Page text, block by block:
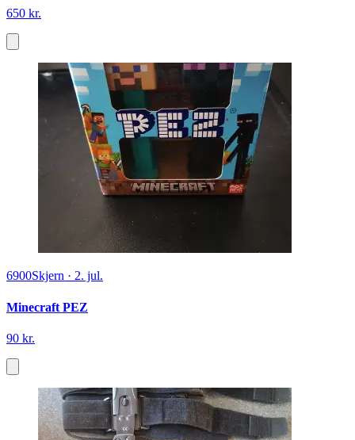
650 kr.
6900Skjern · 2. jul.
Minecraft PEZ
90 kr.